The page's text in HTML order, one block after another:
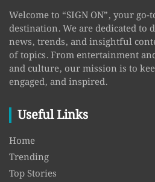
Welcome to “SIGN ON”, your
destination. We are dedicated to
news, trends, and insightful
of topics. From entertainment
and culture, our mission is to
engaged, and inspired.
Useful Links
Home
Trending
Top Stories